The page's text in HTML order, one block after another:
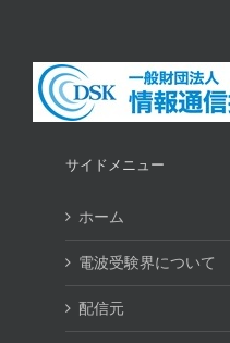
サイドメニュー
ホーム
電波受験界について
配信元